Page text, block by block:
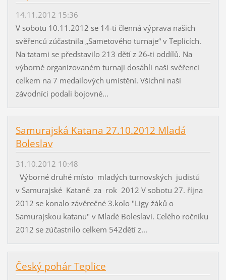
14.11.2012 15:36
V sobotu 10.11.2012 se 14-ti členná výprava našich
svěřenců zúčastnila „Sametového turnaje“ v Teplicích.
Na tatami se představilo 213 dětí z 26-ti oddílů. Na
výborně organizovaném turnaji dosáhli naši svěřenci
celkem na 7 medailových umístění. Všichni naši
závodníci podali bojovné...
Samurajská Katana 27.10.2012 Mladá
Boleslav
31.10.2012 10:48
Výborné druhé místo mladých turnovských judistů
v Samurajské Kataně za rok 2012 V sobotu 27. října
2012 se konalo závěrečné 3.kolo "Ligy žáků o
Samurajskou katanu" v Mladé Boleslavi. Celého ročníku
2012 se zúčastnilo celkem 542dětí z...
Český pohár Teplice